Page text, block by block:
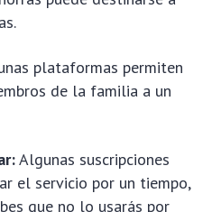
plataformas permiten
de la familia a un
Algunas suscripciones
el servicio por un tiempo,
que no lo usarás por